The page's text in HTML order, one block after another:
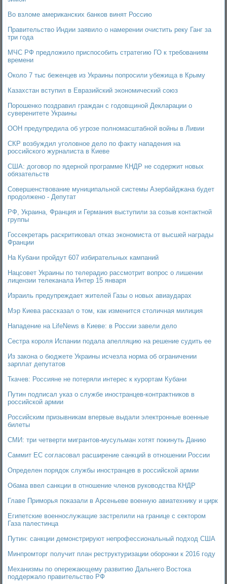
Во взломе американских банков винят Россию
Правительство Индии заявило о намерении очистить реку Ганг за
три года
МЧС РФ предложило приспособить стратегию ГО к требованиям
времени
Около 7 тыс беженцев из Украины попросили убежища в Крыму
Казахстан вступил в Евразийский экономический союз
Порошенко поздравил граждан с годовщиной Декларации о
суверенитете Украины
ООН предупредила об угрозе полномасштабной войны в Ливии
СКР возбуждил уголовное дело по факту нападения на
российского журналиста в Киеве
США: договор по ядерной программе КНДР не содержит новых
обязательств
Совершенствование муниципальной системы Азербайджана будет
продолжено - Депутат
РФ, Украина, Франция и Германия выступили за созыв контактной
группы
Госсекретарь раскритиковал отказ экономиста от высшей награды
Франции
На Кубани пройдут 607 избирательных кампаний
Нацсовет Украины по телерадио рассмотрит вопрос о лишении
лицензии телеканала Интер 15 января
Израиль предупреждает жителей Газы о новых авиаударах
Мэр Киева рассказал о том, как изменится столичная милиция
Нападение на LifeNews в Киеве: в России завели дело
Сестра короля Испании подала апелляцию на решение судить ее
Из закона о бюджете Украины исчезла норма об ограничении
зарплат депутатов
Ткачев: Россияне не потеряли интерес к курортам Кубани
Путин подписал указ о службе иностранцев-контрактников в
российской армии
Российским призывникам впервые выдали электронные военные
билеты
СМИ: три четверти мигрантов-мусульман хотят покинуть Данию
Саммит ЕС согласовал расширение санкций в отношении России
Определен порядок службы иностранцев в российской армии
Обама ввел санкции в отношение членов руководства КНДР
Главе Приморья показали в Арсеньеве военную авиатехнику и цирк
Египетские военнослужащие застрелили на границе с сектором
Газа палестинца
Путин: санкции демонстрируют непрофессиональный подход США
Минпромторг получит план реструктуризации оборонки к 2016 году
Механизмы по опережающему развитию Дальнего Востока
поддержало правительство РФ